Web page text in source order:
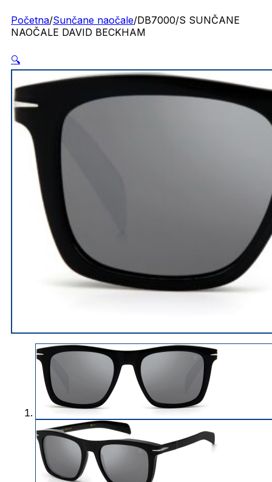
Početna/Sunčane naočale/DB7000/S SUNČANE
NAOČALE DAVID BECKHAM
🔍